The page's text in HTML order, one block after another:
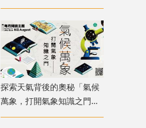
解讀？
探索天氣背後的奧秘「氣候
萬象，打開氣象知識之門」
主題書展